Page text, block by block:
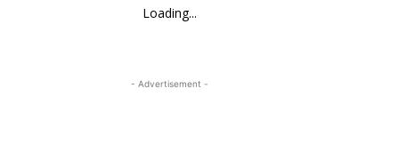
Loading...
- Advertisement -